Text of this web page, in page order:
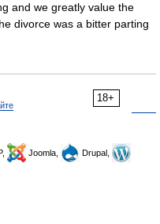
and we greatly value the
divorce was a bitter parting
18+
Joomla,
Drupal,